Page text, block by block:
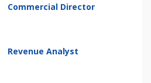
Commercial Director
Revenue Analyst